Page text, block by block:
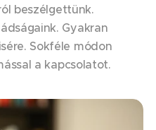
beszélgettünk.
Gyakran
Sokféle módon
a kapcsolatot.